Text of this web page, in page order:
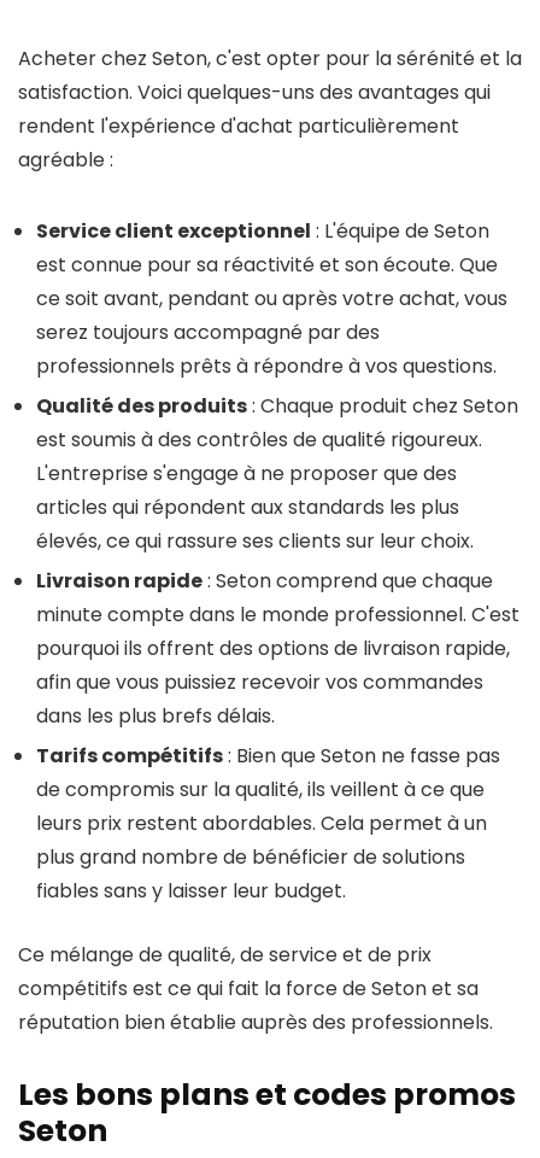
Acheter chez Seton, c'est opter pour la sérénité et la
satisfaction. Voici quelques-uns des avantages qui
rendent l'expérience d'achat particulièrement
agréable :
Service client exceptionnel : L'équipe de Seton
est connue pour sa réactivité et son écoute. Que
ce soit avant, pendant ou après votre achat, vous
serez toujours accompagné par des
professionnels prêts à répondre à vos questions.
Qualité des produits: Chaque produit chez Seton
est soumis à des contrôles de qualité rigoureux.
L'entreprise s'engage à ne proposer que des
articles qui répondent aux standards les plus
élevés, ce qui rassure ses clients sur leur choix.
Livraison rapide: Seton comprend que chaque
minute compte dans le monde professionnel. C'est
pourquoi ils offrent des options de livraison rapide,
afin que vous puissiez recevoir vos commandes
dans les plus brefs délais.
Tarifs compétitifs: Bien que Seton ne fasse pas
de compromis sur la qualité, ils veillent à ce que
leurs prix restent abordables. Cela permet à un
plus grand nombre de bénéficier de solutions
fiables sans y laisser leur budget.
Ce mélange de qualité, de service et de prix
compétitifs est ce qui fait la force de Seton et sa
réputation bien établie auprès des professionnels.
Les bons plans et codes promos
Seton